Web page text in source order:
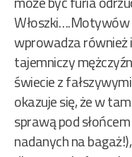
Włoszki….Motywów
wprowadza również
tajemniczy
świecie z
okazuje się, że w
sprawą pod
nadanych na